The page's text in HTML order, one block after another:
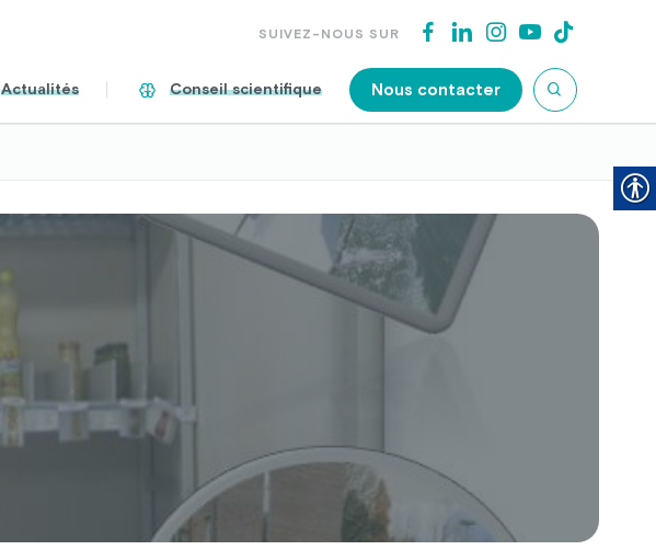
SUIVEZ-NOUS SUR
Actualités Conseil scientifique Nous contacter